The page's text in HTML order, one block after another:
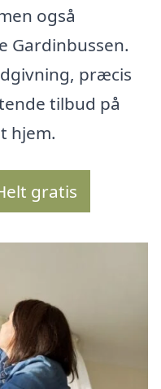
også
Gardinbussen.
præcis
tilbud på
hjem.
gratis